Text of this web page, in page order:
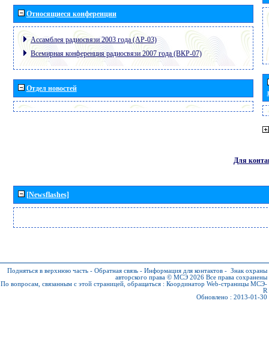
Относящиеся конференции
Ассамблея радиосвязи 2003 года (АР-03)
Всемирная конференция радиосвязи 2007 года (ВКР-07)
Отдел новостей
Для
[Newsflashes]
Подняться в верхнюю часть - Обратная связь - Информация для контактов - Знак охраны
авторского права © МСЭ 2026 Все права сохранены
По вопросам, связанным с этой страницей, обращаться : Координатор Web-страницы МСЭ-
R
Обновлено : 2013-01-30